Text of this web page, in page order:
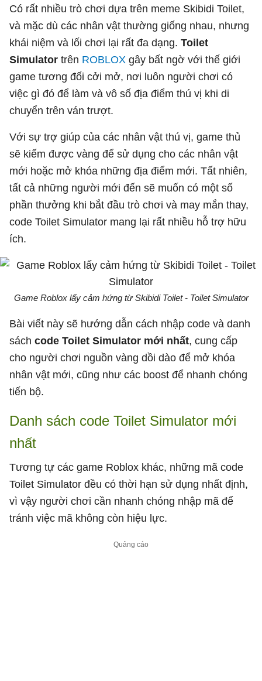
Có rất nhiều trò chơi dựa trên meme Skibidi Toilet,
và mặc dù các nhân vật thường giống nhau, nhưng
khái niệm và lối chơi lại rất đa dạng. Toilet
Simulator trên ROBLOX gây bất ngờ với thế giới
game tương đối cởi mở, nơi luôn người chơi có
việc gì đó để làm và vô số địa điểm thú vị khi di
chuyển trên ván trượt.
Với sự trợ giúp của các nhân vật thú vị, game thủ
sẽ kiếm được vàng để sử dụng cho các nhân vật
mới hoặc mở khóa những địa điểm mới. Tất nhiên,
tất cả những người mới đến sẽ muốn có một số
phần thưởng khi bắt đầu trò chơi và may mắn thay,
code Toilet Simulator mang lại rất nhiều hỗ trợ hữu
ích.
Game Roblox lấy cảm hứng từ Skibidi Toilet - Toilet Simulator
Bài viết này sẽ hướng dẫn cách nhập code và danh
sách code Toilet Simulator mới nhất, cung cấp
cho người chơi nguồn vàng dồi dào để mở khóa
nhân vật mới, cũng như các boost để nhanh chóng
tiến bộ.
Danh sách code Toilet Simulator mới
nhất
Tương tự các game Roblox khác, những mã code
Toilet Simulator đều có thời hạn sử dụng nhất định,
vì vậy người chơi cần nhanh chóng nhập mã để
tránh việc mã không còn hiệu lực.